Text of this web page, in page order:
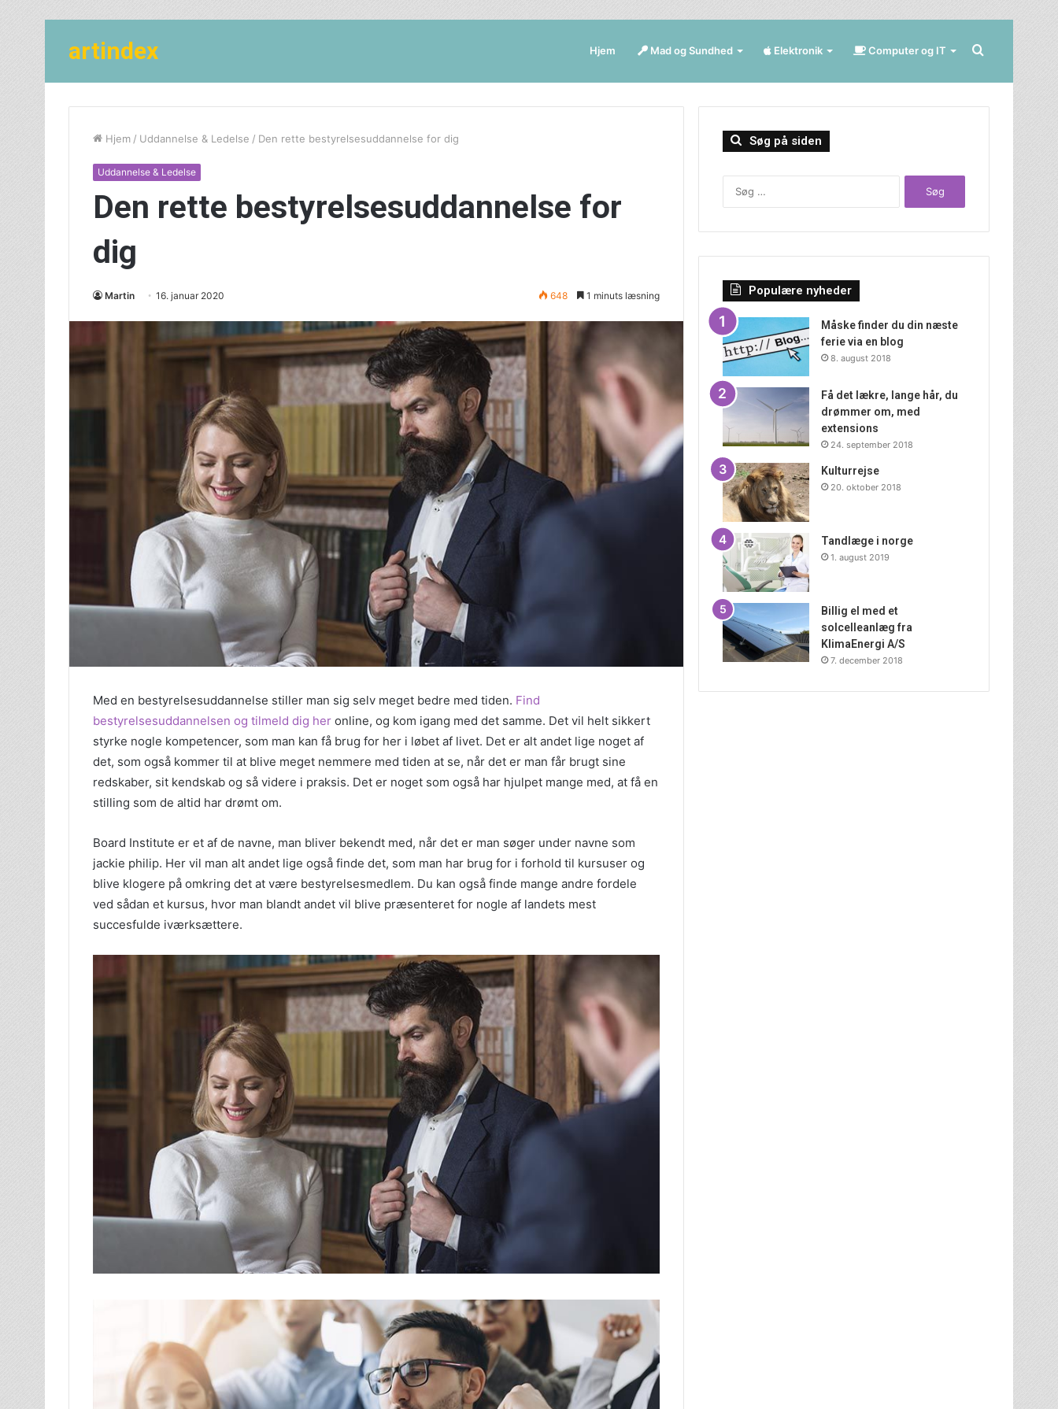
artindex Hjem Mad og Sundhed Elektronik Computer og IT Søg
efter
Hjem / Uddannelse & Ledelse / Den rette bestyrelsesuddannelse for dig
Uddannelse & Ledelse
Den rette bestyrelsesuddannelse for
dig
Martin 16. januar 2020 648 1 minuts læsning
Med en bestyrelsesuddannelse stiller man sig selv meget bedre med tiden. Find
bestyrelsesuddannelsen og tilmeld dig her online, og kom igang med det samme. Det vil helt sikkert
styrke nogle kompetencer, som man kan få brug for her i løbet af livet. Det er alt andet lige noget af
det, som også kommer til at blive meget nemmere med tiden at se, når det er man får brugt sine
redskaber, sit kendskab og så videre i praksis. Det er noget som også har hjulpet mange med, at få en
stilling som de altid har drømt om.
Board Institute er et af de navne, man bliver bekendt med, når det er man søger under navne som
jackie philip. Her vil man alt andet lige også finde det, som man har brug for i forhold til kursuser og
blive klogere på omkring det at være bestyrelsesmedlem. Du kan også finde mange andre fordele
ved sådan et kursus, hvor man blandt andet vil blive præsenteret for nogle af landets mest
succesfulde iværksættere.
Søg på siden
Populære nyheder
Måske finder du din næste
ferie via en blog
8. august 2018
Få det lækre, lange hår, du
drømmer om, med
extensions
24. september 2018
Kulturrejse
20. oktober 2018
Tandlæge i norge
1. august 2019
Billig el med et
solcelleanlæg fra
KlimaEnergi A/S
7. december 2018